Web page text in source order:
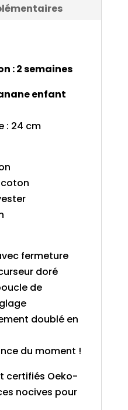
: 2 semaines
enfant
: 24 cm
coton
fermeture
doré
de
doublé en
du moment !
certifiés Oeko-
nocives pour